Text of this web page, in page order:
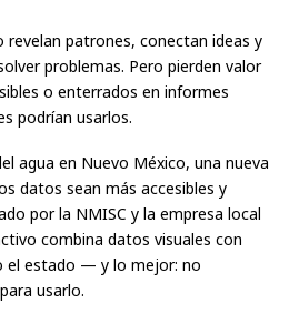
revelan patrones, conectan ideas y
problemas. Pero pierden valor
o enterrados en informes
podrían usarlos.
agua en Nuevo México, una nueva
datos sean más accesibles y
por la NMISC y la empresa local
combina datos visuales con
el estado — y lo mejor: no
usarlo.